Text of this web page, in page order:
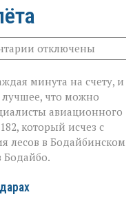
к
записи
на
земле — это
главное»:
найдены
пилоты
пропавшего
самолёта
отключены
минута на счету, и
лучшее, что можно
авиационного
который исчез с
лесов в Бодайбинском
Бодайбо.